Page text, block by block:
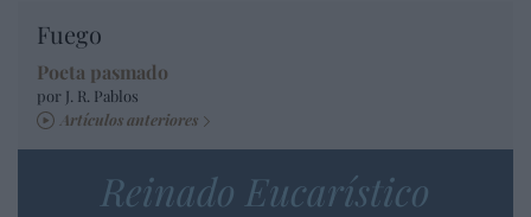
Fuego
Poeta pasmado
por J. R. Pablos
Artículos anteriores
Reinado Eucarístico